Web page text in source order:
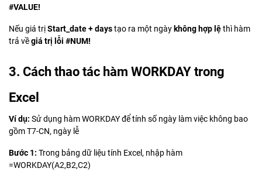
#VALUE!
Nếu giá trịStart_date + daystạo ra một ngàykhông hợp lệthì hàm
trả vềgiá trị lỗi #NUM!
3. Cách thao tác hàm WORKDAY trong
Excel
Ví dụ: Sử dụng hàm WORKDAY để tính số ngày làm việc không bao
gồm T7-CN, ngày lễ
Bước 1: Trong bảng dữ liệu tính Excel, nhập hàm
=WORKDAY(A2,B2,C2)